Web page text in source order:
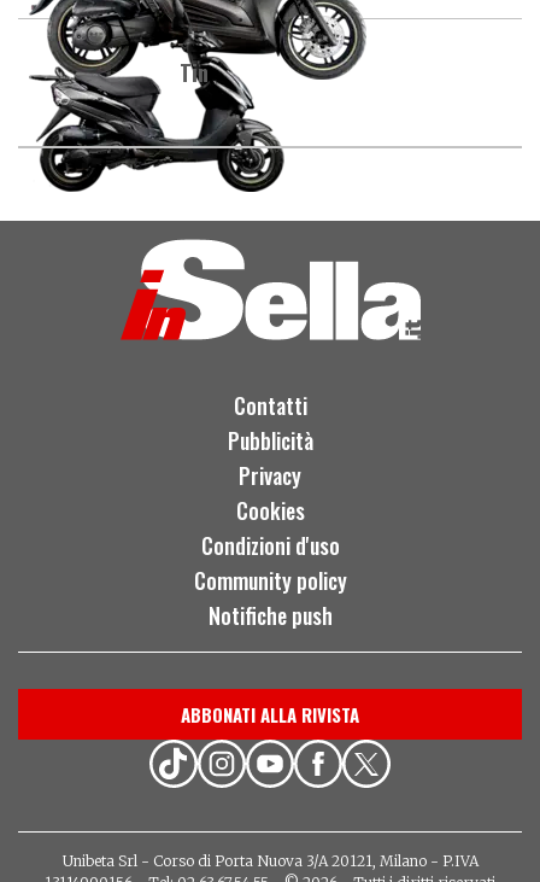
Tin
Contatti
Pubblicità
Privacy
Cookies
Condizioni d'uso
Community policy
Notifiche push
ABBONATI ALLA RIVISTA
Unibeta Srl - Corso di Porta Nuova 3/A 20121, Milano - P.IVA